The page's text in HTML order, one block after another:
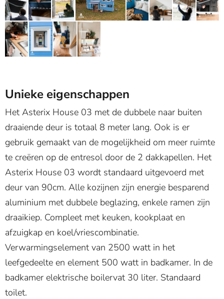
Unieke eigenschappen
Het Asterix House 03 met de dubbele naar buiten
draaiende deur is totaal 8 meter lang. Ook is er
gebruik gemaakt van de mogelijkheid om meer ruimte
te creëren op de entresol door de 2 dakkapellen. Het
Asterix House 03 wordt standaard uitgevoerd met
deur van 90cm. Alle kozijnen zijn energie besparend
aluminium met dubbele beglazing, enkele ramen zijn
draaikiep. Compleet met keuken, kookplaat en
afzuigkap en koel/vriescombinatie.
Verwarmingselement van 2500 watt in het
leefgedeelte en element 500 watt in badkamer. In de
badkamer elektrische boilervat 30 liter. Standaard
toilet.